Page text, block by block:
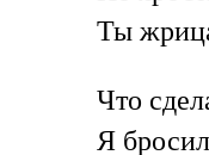
Ты
Что
Я